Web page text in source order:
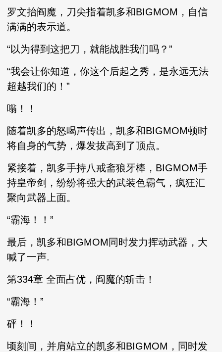
罗文抬阎魔，刀尖指着凯多和BIGMOM，自信
满满的表示道。
“以为得到这把刀，就能战胜我们吗？”
“我会让你知道，你这个后起之秀，是永远无法
超越我们的！”
嗡！！
随着凯多的怒喝声传出，凯多和BIGMOM顿时
将自身的气势，爆发拔高到了顶点。
紧接着，凯多手持八戒斋狼牙棒，BIGMOM手
持皇帝剑，纷纷将强大的武装色霸气，疯狂汇
聚向武器上面。
“霸海！！”
最后，凯多和BIGMOM同时发力挥动武器，大
喊了一声.
第334章 全面占优，阎魔的斩击！
“霸海！”
砰！！
顷刻间，并肩站立的凯多和BIGMOM，同时发